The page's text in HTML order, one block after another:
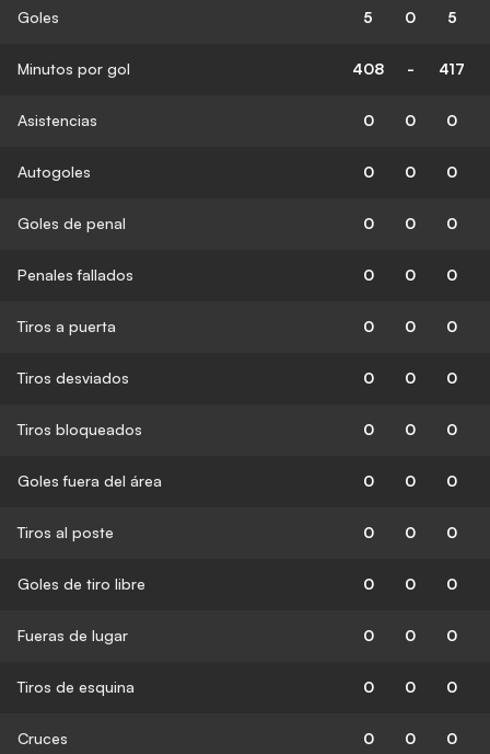
Goles 5 0 5
Minutos por gol 408 - 417
Asistencias 0 0 0
Autogoles 0 0 0
Goles de penal 0 0 0
Penales fallados 0 0 0
Tiros a puerta 0 0 0
Tiros desviados 0 0 0
Tiros bloqueados 0 0 0
Goles fuera del área 0 0 0
Tiros al poste 0 0 0
Goles de tiro libre 0 0 0
Fueras de lugar 0 0 0
Tiros de esquina 0 0 0
Cruces 0 0 0